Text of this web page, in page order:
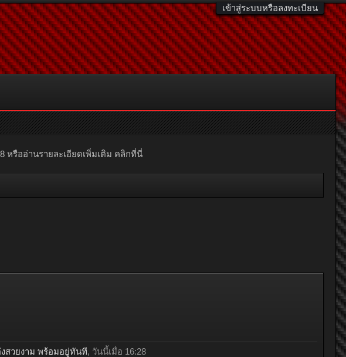
เข้าสู่ระบบหรือลงทะเบียน
หรืออ่านรายละเอียดเพิ่มเติม คลิกที่นี่
สวยงาม พร้อมอยู่ทันที, วันนี้เมื่อ 16:28